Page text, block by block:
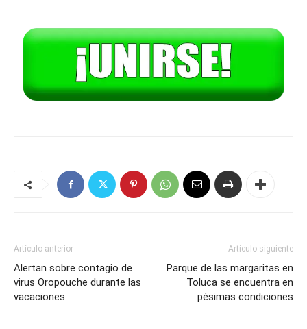
Artículo anterior
Alertan sobre contagio de
virus Oropouche durante las
vacaciones
Artículo siguiente
Parque de las margaritas en
Toluca se encuentra en
pésimas condiciones